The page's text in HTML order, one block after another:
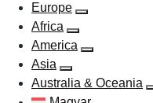
Europe
Africa
America
Asia
Australia & Oceania